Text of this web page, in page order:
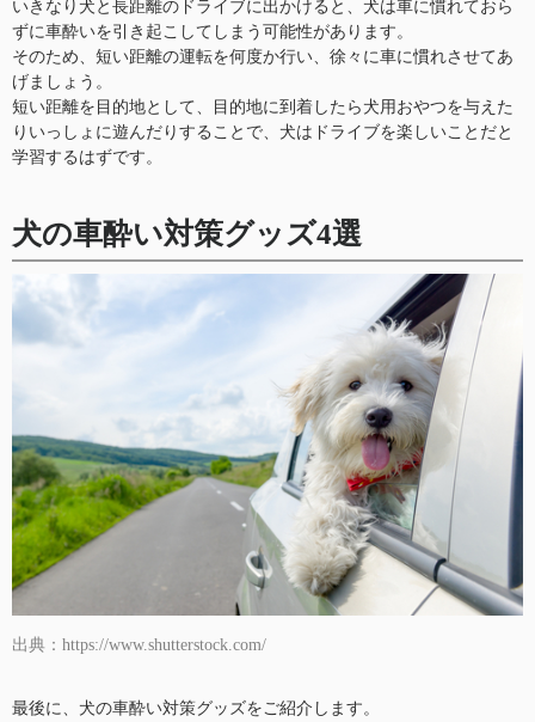
いきなり犬と長距離のドライブに出かけると、犬は車に慣れておら
ずに車酔いを引き起こしてしまう可能性があります。
そのため、短い距離の運転を何度か行い、徐々に車に慣れさせてあ
げましょう。
短い距離を目的地として、目的地に到着したら犬用おやつを与えた
りいっしょに遊んだりすることで、犬はドライブを楽しいことだと
学習するはずです。
犬の車酔い対策グッズ4選
出典：https://www.shutterstock.com/
最後に、犬の車酔い対策グッズをご紹介します。